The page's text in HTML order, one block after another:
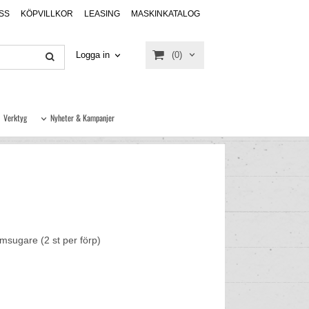
KÖPVILLKOR LEASING MASKINKATALOG
Logga in (0)
Verktyg Nyheter & Kampanjer
(2 st per förp)